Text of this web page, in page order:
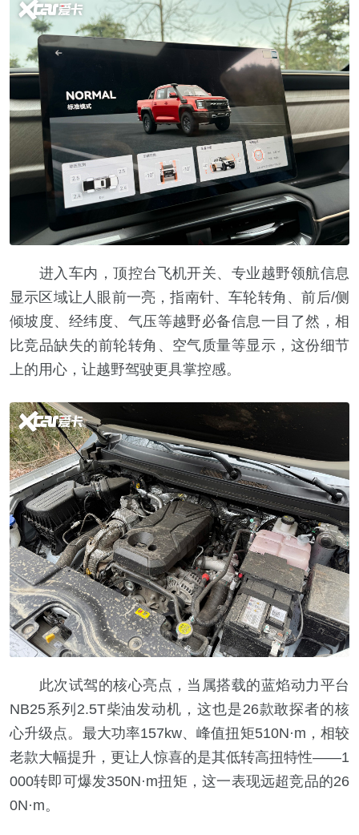
进入车内，顶控台飞机开关、专业越野领航信息
显示区域让人眼前一亮，指南针、车轮转角、前后/侧
倾坡度、经纬度、气压等越野必备信息一目了然，相
比竞品缺失的前轮转角、空气质量等显示，这份细节
上的用心，让越野驾驶更具掌控感。
此次试驾的核心亮点，当属搭载的蓝焰动力平台
NB25系列2.5T柴油发动机，这也是26款敢探者的核
心升级点。最大功率157kw、峰值扭矩510N·m，相较
老款大幅提升，更让人惊喜的是其低转高扭特性——1
000转即可爆发350N·m扭矩，这一表现远超竞品的26
0N·m。